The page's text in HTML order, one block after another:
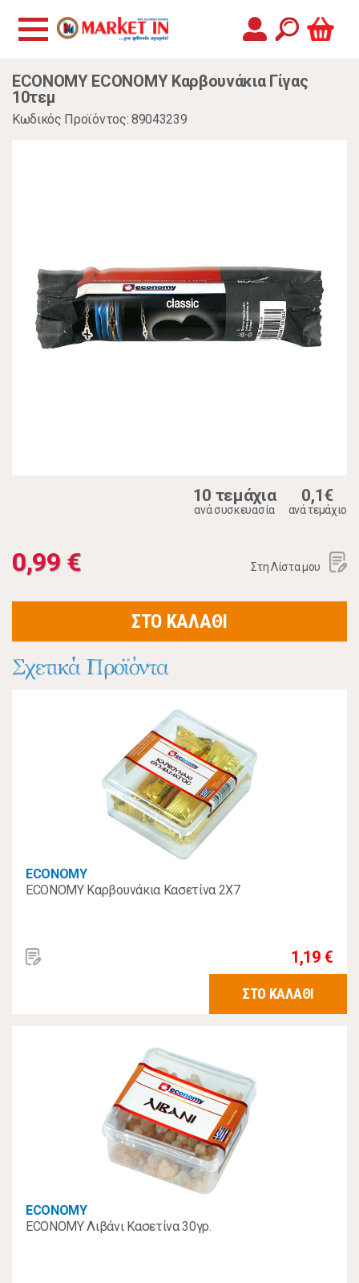
ECONOMY ECONOMY Καρβουνάκια Γίγας
10τεμ
Κωδικός Προϊόντος: 89043239
10 τεμάχια
ανά συσκευασία
0,1€
ανά τεμάχιο
0,99 € Στη Λίστα μου
ΣΤΟ ΚΑΛΑΘΙ
Σχετικά Προϊόντα
ECONOMY
ECONOMY Καρβουνάκια Κασετίνα 2Χ7
1,19 €
ΣΤΟ ΚΑΛΑΘΙ
ECONOMY
ECONOMY Λιβάνι Κασετίνα 30γρ.